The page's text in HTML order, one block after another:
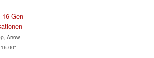
16 Gen
Arrow